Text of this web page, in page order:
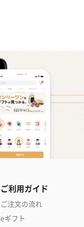
ご利用ガイド
ご注文の流れ
eギフト